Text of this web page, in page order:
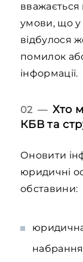
умови, що у
відбулося
помилок
інформації.
02 —Хто
КБВ та
Оновити
юридичні
обставини: